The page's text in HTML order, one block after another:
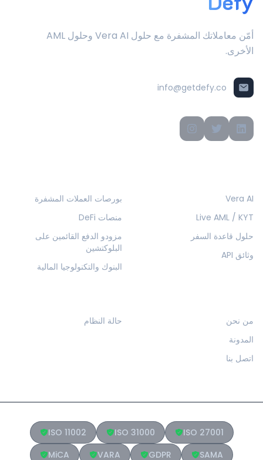
أمّن معاملاتك المشفرة مع حلول Vera AI وحلول AML
الأخرى.
info@getdefy.co
Vera AI
Live AML / KYT
حلول قاعدة السفر
وثائق API
بورصات العملات المشفرة
منصات DeFi
مزودو الدفع القائمين على
البلوكتشين
البنوك والتكنولوجيا المالية
من نحن
المدونة
اتصل بنا
حالة النظام
ISO 27001
ISO 31000
ISO 11002
SAMA
GDPR
VARA
MiCA